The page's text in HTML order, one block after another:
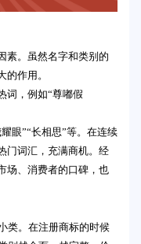
素。虽然名字和类别的
作用。
词，例如“尊嘟假
眼”“长相思”等。在连续
门词汇，充满商机。经
场、消费者的口碑，也
类。在注册商标的时候